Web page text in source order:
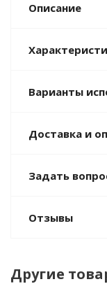
Описание
Варианты
Доставка и
Задать
Отзывы
Другие